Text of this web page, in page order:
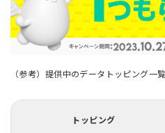
（参考）提供中のデータトッピング一
トッピング